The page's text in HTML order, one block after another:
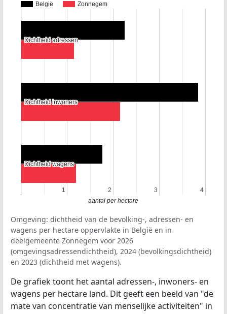
België Zonnegem
1
1 2
2 3
3 4
4
Dichtheid adressen
Dichtheid adressen
Dichtheid inwoners
Dichtheid inwoners
Dichtheid wagens
Dichtheid wagens
aantal per hectare
Omgeving: dichtheid van de bevolking-, adressen- en
wagens per hectare oppervlakte in België en in
deelgemeente Zonnegem voor 2026
(omgevingsadressendichtheid), 2024 (bevolkingsdichtheid)
en 2023 (dichtheid met wagens).
De grafiek toont het aantal adressen-, inwoners- en
wagens per hectare land. Dit geeft een beeld van "de
mate van concentratie van menselijke activiteiten" in